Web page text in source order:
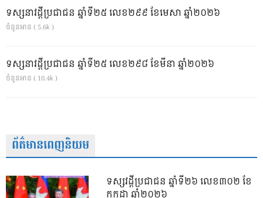
ទស្សនាវដ្ដីប្រជាជន ឆ្នាំទី២៥ លេខ២៩៩ ខែមេសា ឆ្នាំ២០២៦
ចំនួនអាន ( 5.6k )
ទស្សនាវដ្ដីប្រជាជន ឆ្នាំទី២៥ លេខ២៩៨ ខែមីនា ឆ្នាំ២០២៦
ចំនួនអាន ( 10.4k )
ព័ត៌មានពេញនិយម
ទស្សវដ្តីប្រជាជន ឆ្នាំទី២៦ លេខ៣០២ ខែ
កក្កដា ឆ្នាំ២០២៦